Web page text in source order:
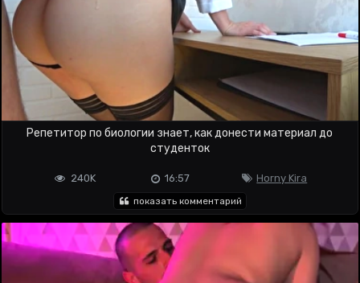
Репетитор по биологии знает, как донести материал до
студенток
Horny Kira
16:57
240K
показать комментарий